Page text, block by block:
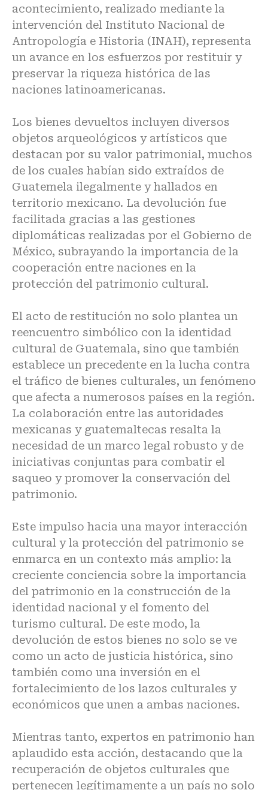
acontecimiento, realizado mediante la
intervención del Instituto Nacional de
Antropología e Historia (INAH), representa
un avance en los esfuerzos por restituir y
preservar la riqueza histórica de las
naciones latinoamericanas.
Los bienes devueltos incluyen diversos
objetos arqueológicos y artísticos que
destacan por su valor patrimonial, muchos
de los cuales habían sido extraídos de
Guatemela ilegalmente y hallados en
territorio mexicano. La devolución fue
facilitada gracias a las gestiones
diplomáticas realizadas por el Gobierno de
México, subrayando la importancia de la
cooperación entre naciones en la
protección del patrimonio cultural.
El acto de restitución no solo plantea un
reencuentro simbólico con la identidad
cultural de Guatemala, sino que también
establece un precedente en la lucha contra
el tráfico de bienes culturales, un fenómeno
que afecta a numerosos países en la región.
La colaboración entre las autoridades
mexicanas y guatemaltecas resalta la
necesidad de un marco legal robusto y de
iniciativas conjuntas para combatir el
saqueo y promover la conservación del
patrimonio.
Este impulso hacia una mayor interacción
cultural y la protección del patrimonio se
enmarca en un contexto más amplio: la
creciente conciencia sobre la importancia
del patrimonio en la construcción de la
identidad nacional y el fomento del
turismo cultural. De este modo, la
devolución de estos bienes no solo se ve
como un acto de justicia histórica, sino
también como una inversión en el
fortalecimiento de los lazos culturales y
económicos que unen a ambas naciones.
Mientras tanto, expertos en patrimonio han
aplaudido esta acción, destacando que la
recuperación de objetos culturales que
pertenecen legítimamente a un país no solo